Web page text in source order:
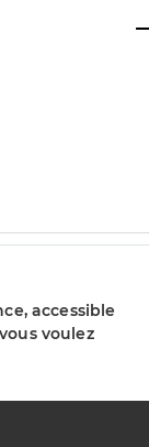
accessible
voulez